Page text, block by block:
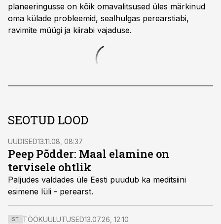
planeeringusse on kõik omavalitsused üles märkinud
oma külade probleemid, sealhulgas perearstiabi,
ravimite müügi ja kiirabi vajaduse.
SEOTUD LOOD
UUDISED13.11.08, 08:37
Peep Põdder: Maal elamine on
tervisele ohtlik
Paljudes valdades üle Eesti puudub ka meditsiini
esimene lüli - perearst.
ST TÖÖKUULUTUSED13.07.26, 12:10